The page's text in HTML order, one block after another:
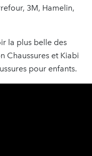
3M, Hamelin,
la plus belle des
Chaussures et Kiabi
pour enfants.